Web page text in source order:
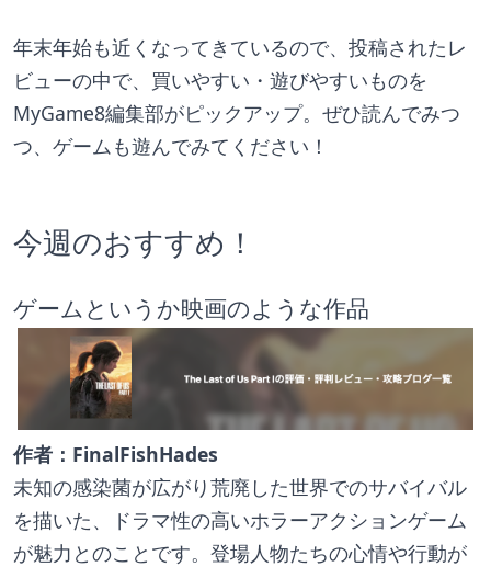
年末年始も近くなってきているので、投稿されたレ
ビューの中で、買いやすい・遊びやすいものを
MyGame8編集部がピックアップ。ぜひ読んでみつ
つ、ゲームも遊んでみてください！
今週のおすすめ！
ゲームというか映画のような作品
作者：FinalFishHades
未知の感染菌が広がり荒廃した世界でのサバイバル
を描いた、ドラマ性の高いホラーアクションゲーム
が魅力とのことです。登場人物たちの心情や行動が